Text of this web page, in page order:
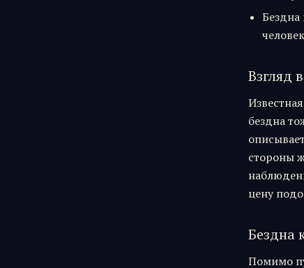
Бездна
Взгляд
бездна
стороны
цену
Бездна
Помимо